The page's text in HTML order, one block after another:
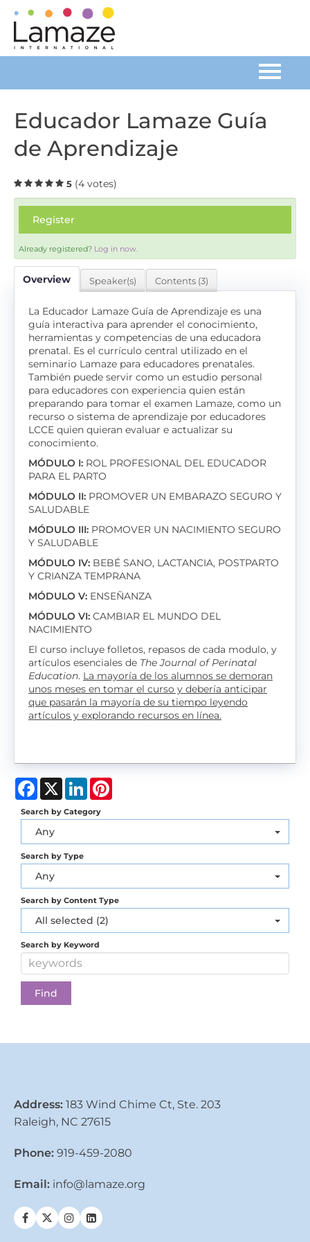
Catalog
FAQs
Cart (0 items)
Log In
Educador Lamaze Guía
de Aprendizaje
5 (4 votes)
Register
Already registered? Log in now.
Overview Speaker(s) Contents (3)
La Educador Lamaze Guía de Aprendizaje es una
guía interactiva para aprender el conocimiento,
herramientas y competencias de una educadora
prenatal. Es el currículo central utilizado en el
seminario Lamaze para educadores prenatales.
También puede servir como un estudio personal
para educadores con experiencia quien están
preparando para tomar el examen Lamaze, como un
recurso o sistema de aprendizaje por educadores
LCCE quien quieran evaluar e actualizar su
conocimiento.
MÓDULO I: ROL PROFESIONAL DEL EDUCADOR
PARA EL PARTO
MÓDULO II: PROMOVER UN EMBARAZO SEGURO Y
SALUDABLE
MÓDULO III: PROMOVER UN NACIMIENTO SEGURO
Y SALUDABLE
MÓDULO IV: BEBÉ SANO, LACTANCIA, POSTPARTO
Y CRIANZA TEMPRANA
MÓDULO V: ENSEÑANZA
MÓDULO VI: CAMBIAR EL MUNDO DEL
NACIMIENTO
El curso incluye folletos, repasos de cada modulo, y
artículos esenciales de The Journal of Perinatal
Education. La mayoría de los alumnos se demoran
unos meses en tomar el curso y debería anticipar
que pasarán la mayoría de su tiempo leyendo
artículos y explorando recursos en línea.
Facebook
X LinkedIn
Search by Category
Any
Search by Type
Any
Search by Content Type
All selected (2)
Search by Keyword
Address: 183 Wind Chime Ct, Ste. 203
Raleigh, NC 27615
Phone: 919-459-2080
Email: info@lamaze.org